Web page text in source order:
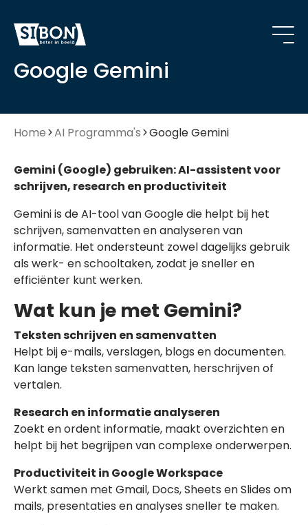
Google Gemini
Home AI Programma's Google Gemini
Gemini (Google) gebruiken: AI-assistent voor
schrijven, research en productiviteit
Gemini is de AI-tool van Google die helpt bij het
schrijven, samenvatten en analyseren van
informatie. Het ondersteunt zowel dagelijks gebruik
als werk- en schooltaken, zodat je sneller en
efficiënter kunt werken.
Wat kun je met Gemini?
Teksten schrijven en samenvatten
Helpt bij e-mails, verslagen, blogs en documenten.
Kan lange teksten samenvatten, herschrijven of
vertalen.
Research en informatie analyseren
Zoekt en ordent informatie, maakt overzichten en
helpt bij het begrijpen van complexe onderwerpen.
Productiviteit in Google Workspace
Werkt samen met Gmail, Docs, Sheets en Slides om
mails, presentaties en analyses sneller te maken.